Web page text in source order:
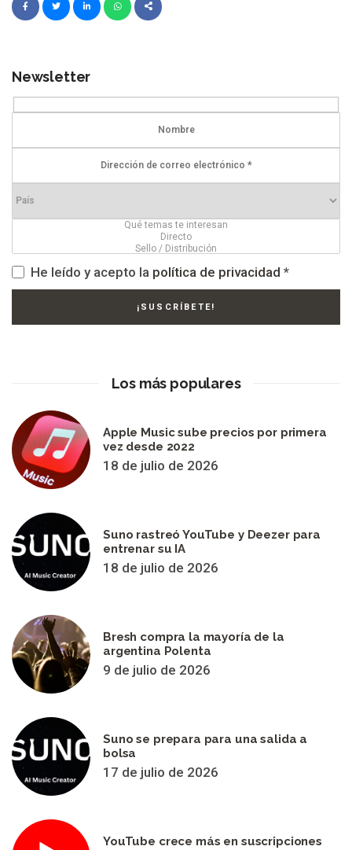
Newsletter
He leído y acepto la política de privacidad *
Los más populares
Apple Music sube precios por primera
vez desde 2022
18 de julio de 2026
Suno rastreó YouTube y Deezer para
entrenar su IA
18 de julio de 2026
Bresh compra la mayoría de la
argentina Polenta
9 de julio de 2026
Suno se prepara para una salida a
bolsa
17 de julio de 2026
YouTube crece más en suscripciones